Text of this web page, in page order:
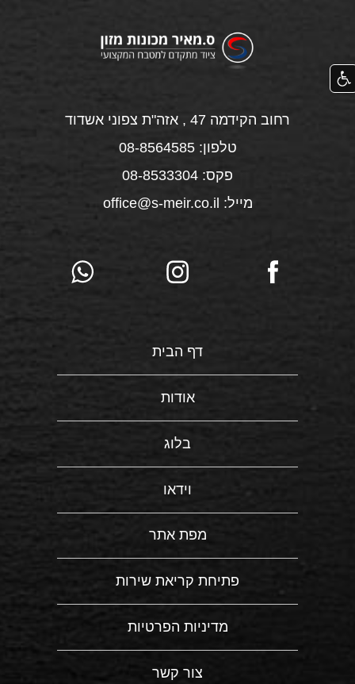
רחוב הקידמה 47 , אזה"ת צפוני אשדוד
טלפון: 08-8564585
פקס: 08-8533304
מייל: office@s-meir.co.il
דף הבית
אודות
בלוג
וידאו
מפת אתר
פתיחת קריאת שירות
מדיניות הפרטיות
צור קשר